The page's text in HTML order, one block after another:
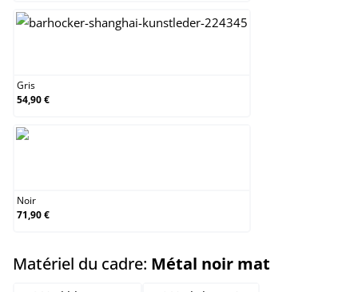
Gris
54,90 €
Noir
71,90 €
Matériel du cadre: Métal noir mat